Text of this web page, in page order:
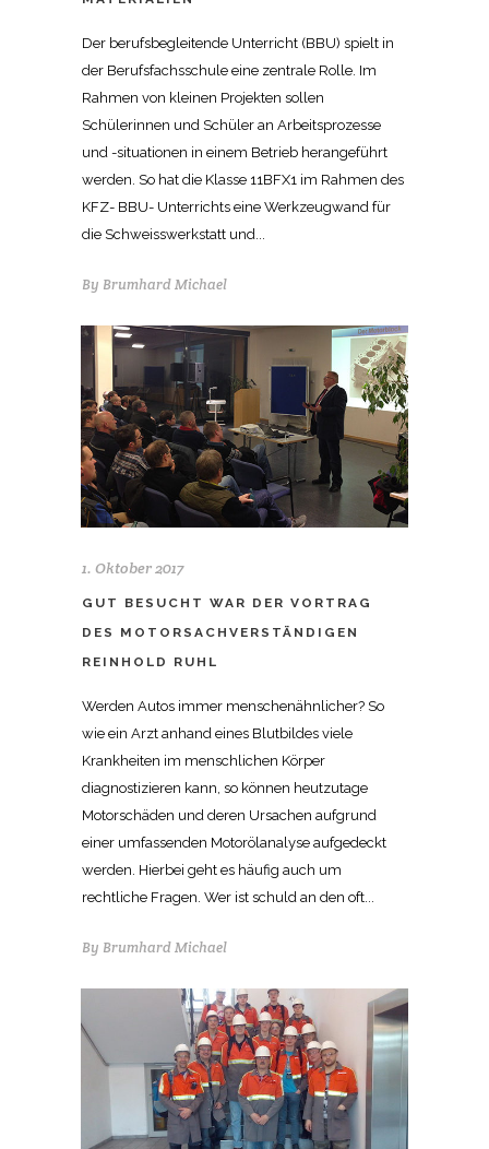
Der berufsbegleitende Unterricht (BBU) spielt in
der Berufsfachsschule eine zentrale Rolle. Im
Rahmen von kleinen Projekten sollen
Schülerinnen und Schüler an Arbeitsprozesse
und -situationen in einem Betrieb herangeführt
werden. So hat die Klasse 11BFX1 im Rahmen des
KFZ- BBU- Unterrichts eine Werkzeugwand für
die Schweisswerkstatt und...
By Brumhard Michael
1. Oktober 2017
GUT BESUCHT WAR DER VORTRAG
DES MOTORSACHVERSTÄNDIGEN
REINHOLD RUHL
Werden Autos immer menschenähnlicher? So
wie ein Arzt anhand eines Blutbildes viele
Krankheiten im menschlichen Körper
diagnostizieren kann, so können heutzutage
Motorschäden und deren Ursachen aufgrund
einer umfassenden Motorölanalyse aufgedeckt
werden. Hierbei geht es häufig auch um
rechtliche Fragen. Wer ist schuld an den oft...
By Brumhard Michael